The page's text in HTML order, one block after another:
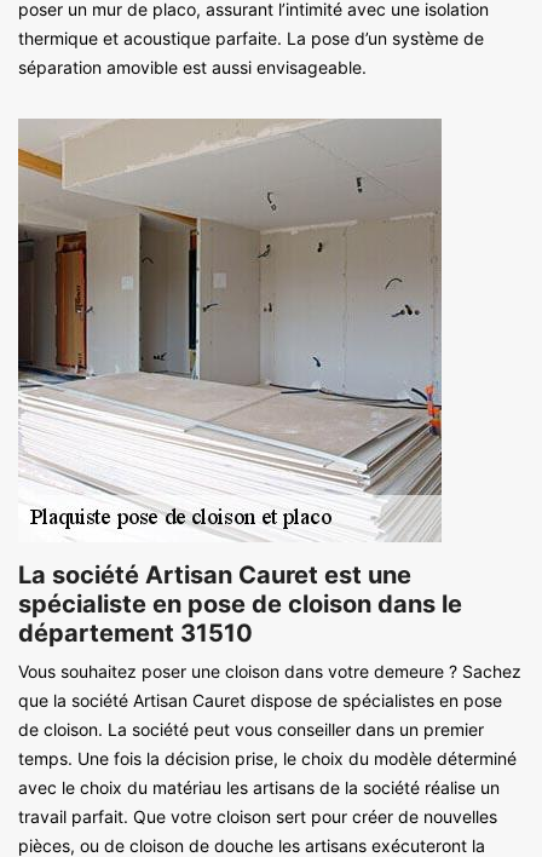
poser un mur de placo, assurant l’intimité avec une isolation
thermique et acoustique parfaite. La pose d’un système de
séparation amovible est aussi envisageable.
La société Artisan Cauret est une
spécialiste en pose de cloison dans le
département 31510
Vous souhaitez poser une cloison dans votre demeure ? Sachez
que la société Artisan Cauret dispose de spécialistes en pose
de cloison. La société peut vous conseiller dans un premier
temps. Une fois la décision prise, le choix du modèle déterminé
avec le choix du matériau les artisans de la société réalise un
travail parfait. Que votre cloison sert pour créer de nouvelles
pièces, ou de cloison de douche les artisans exécuteront la